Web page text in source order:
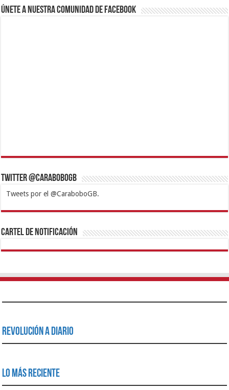
Únete a nuestra comunidad de Facebook
Twitter @CaraboboGB
Tweets por el @CaraboboGB.
1xbetBetturkeyBetistKralbetSupertotobetTipobetMatadorbetMariobet
https://mvbcasino.com/
Cartel de Notificación
Revolución a Diario
Lo Más Reciente